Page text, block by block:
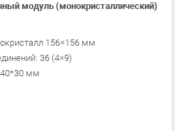
модуль (монокристаллический)
156×156 мм
36 (4×9)
мм